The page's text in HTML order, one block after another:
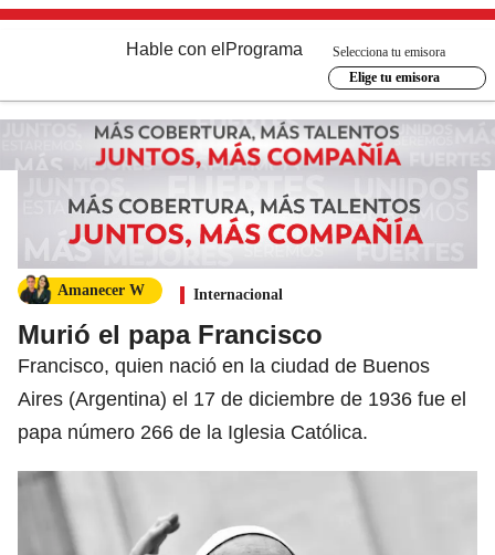
Hable con el Programa
Selecciona tu emisora
Elige tu emisora
Amanecer W Internacional
Murió el papa Francisco
Francisco, quien nació en la ciudad de Buenos
Aires (Argentina) el 17 de diciembre de 1936 fue el
papa número 266 de la Iglesia Católica.